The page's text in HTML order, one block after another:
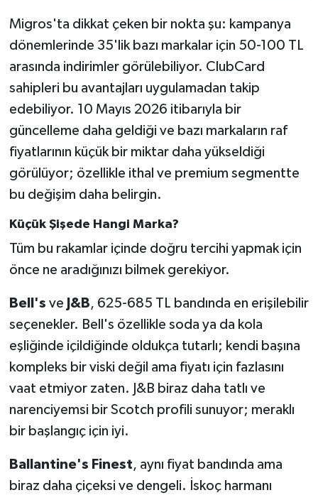
Migros'ta dikkat çeken bir nokta şu: kampanya
dönemlerinde 35'lik bazı markalar için 50-100 TL
arasında indirimler görülebiliyor. ClubCard
sahipleri bu avantajları uygulamadan takip
edebiliyor. 10 Mayıs 2026 itibarıyla bir
güncelleme daha geldiği ve bazı markaların raf
fiyatlarının küçük bir miktar daha yükseldiği
görülüyor; özellikle ithal ve premium segmentte
bu değişim daha belirgin.
Küçük Şişede Hangi Marka?
Tüm bu rakamlar içinde doğru tercihi yapmak için
önce ne aradığınızı bilmek gerekiyor.
Bell's ve J&B, 625-685 TL bandında en erişilebilir
seçenekler. Bell's özellikle soda ya da kola
eşliğinde içildiğinde oldukça tutarlı; kendi başına
kompleks bir viski değil ama fiyatı için fazlasını
vaat etmiyor zaten. J&B biraz daha tatlı ve
narenciyemsi bir Scotch profili sunuyor; meraklı
bir başlangıç için iyi.
Ballantine's Finest, aynı fiyat bandında ama
biraz daha çiçeksi ve dengeli. İskoç harmanı